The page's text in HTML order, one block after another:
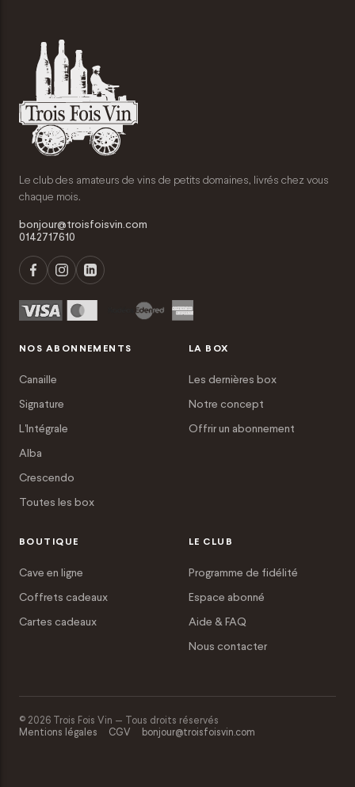
Le club des amateurs de vins de petits domaines, livrés chez vous
chaque mois.
bonjour@troisfoisvin.com
0142717610
NOS ABONNEMENTS
Canaille
Signature
L'Intégrale
Alba
Crescendo
Toutes les box
LA BOX
Les dernières box
Notre concept
Offrir un abonnement
BOUTIQUE
Cave en ligne
Coffrets cadeaux
Cartes cadeaux
LE CLUB
Programme de fidélité
Espace abonné
Aide & FAQ
Nous contacter
© 2026 Trois Fois Vin — Tous droits réservés
Mentions légales
CGV bonjour@troisfoisvin.com